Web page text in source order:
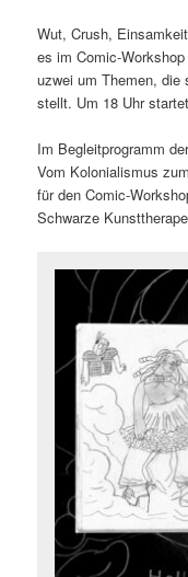
Wut, Crush,
es im Comic-
uzwei um Themen, die
stellt. Um 18 Uhr
Im Begleitprogramm
Vom Kolonialismus
für den Comic-
Schwarze